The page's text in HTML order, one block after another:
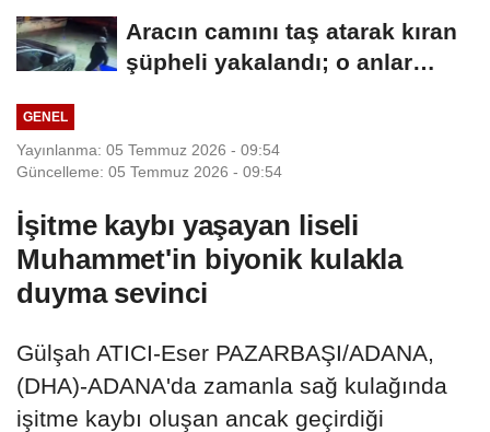
Aracın camını taş atarak kıran
şüpheli yakalandı; o anlar
GENEL
Yayınlanma: 05 Temmuz 2026 - 09:54
Güncelleme: 05 Temmuz 2026 - 09:54
İşitme kaybı yaşayan liseli
Muhammet'in biyonik kulakla
duyma sevinci
Gülşah ATICI-Eser PAZARBAŞI/ADANA,
(DHA)-ADANA'da zamanla sağ kulağında
işitme kaybı oluşan ancak geçirdiği